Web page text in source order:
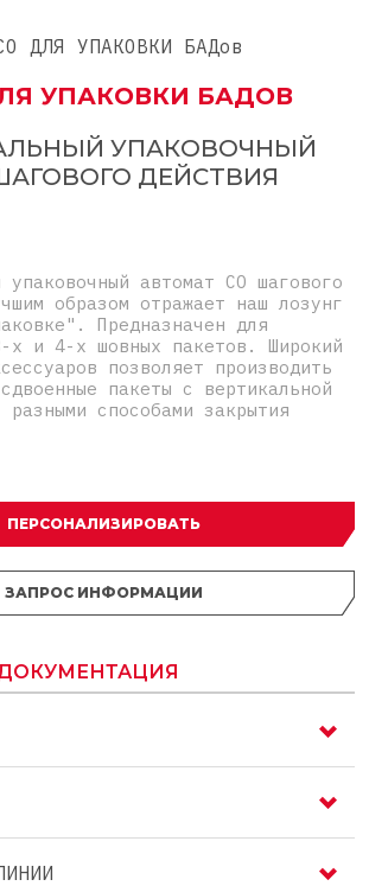
ДЛЯ УПАКОВКИ БАДов
УПАКОВКИ БАДОВ
УПАКОВОЧНЫЙ
ДЕЙСТВИЯ
упаковочный автомат СО шагового
образом отражает наш лозунг
Предназначен для
х и 4-х шовных пакетов. Широкий
позволяет производить
пакеты с вертикальной
способами закрытия
ПЕРСОНАЛИЗИРОВАТЬ
ЗАПРОС ИНФОРМАЦИИ